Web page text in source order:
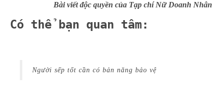
Bài viết độc quyền của Tạp chí Nữ Doanh Nhân
Có thể bạn quan tâm:
Người sếp tốt cần có bản năng bảo vệ